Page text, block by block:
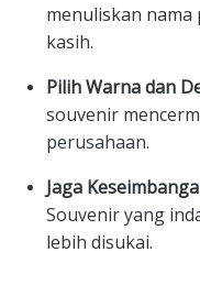
menuliskan
kasih.
Pilih Warna dan
souvenir
perusahaan.
Jaga
Souvenir yang
lebih disukai.